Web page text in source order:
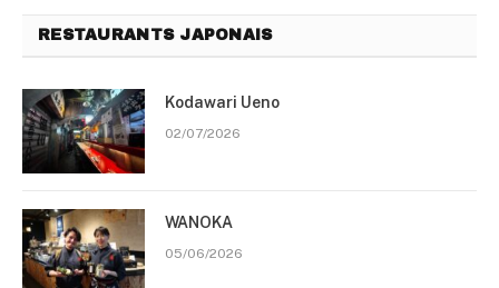
RESTAURANTS JAPONAIS
Kodawari Ueno
02/07/2026
WANOKA
05/06/2026